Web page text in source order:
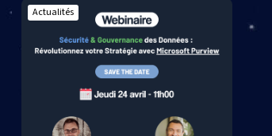
Actualités